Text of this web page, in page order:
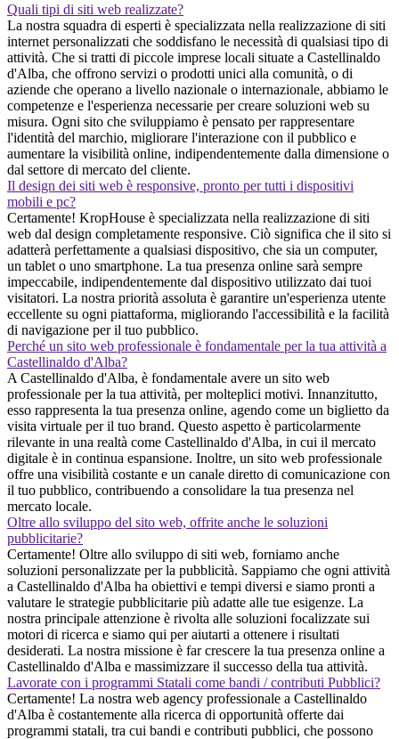
Quali tipi di siti web realizzate?
La nostra squadra di esperti è specializzata nella realizzazione di siti
internet personalizzati che soddisfano le necessità di qualsiasi tipo di
attività. Che si tratti di piccole imprese locali situate a Castellinaldo
d'Alba, che offrono servizi o prodotti unici alla comunità, o di
aziende che operano a livello nazionale o internazionale, abbiamo le
competenze e l'esperienza necessarie per creare soluzioni web su
misura. Ogni sito che sviluppiamo è pensato per rappresentare
l'identità del marchio, migliorare l'interazione con il pubblico e
aumentare la visibilità online, indipendentemente dalla dimensione o
dal settore di mercato del cliente.
Il design dei siti web è responsive, pronto per tutti i dispositivi
mobili e pc?
Certamente! KropHouse è specializzata nella realizzazione di siti
web dal design completamente responsive. Ciò significa che il sito si
adatterà perfettamente a qualsiasi dispositivo, che sia un computer,
un tablet o uno smartphone. La tua presenza online sarà sempre
impeccabile, indipendentemente dal dispositivo utilizzato dai tuoi
visitatori. La nostra priorità assoluta è garantire un'esperienza utente
eccellente su ogni piattaforma, migliorando l'accessibilità e la facilità
di navigazione per il tuo pubblico.
Perché un sito web professionale è fondamentale per la tua attività a
Castellinaldo d'Alba?
A Castellinaldo d'Alba, è fondamentale avere un sito web
professionale per la tua attività, per molteplici motivi. Innanzitutto,
esso rappresenta la tua presenza online, agendo come un biglietto da
visita virtuale per il tuo brand. Questo aspetto è particolarmente
rilevante in una realtà come Castellinaldo d'Alba, in cui il mercato
digitale è in continua espansione. Inoltre, un sito web professionale
offre una visibilità costante e un canale diretto di comunicazione con
il tuo pubblico, contribuendo a consolidare la tua presenza nel
mercato locale.
Oltre allo sviluppo del sito web, offrite anche le soluzioni
pubblicitarie?
Certamente! Oltre allo sviluppo di siti web, forniamo anche
soluzioni personalizzate per la pubblicità. Sappiamo che ogni attività
a Castellinaldo d'Alba ha obiettivi e tempi diversi e siamo pronti a
valutare le strategie pubblicitarie più adatte alle tue esigenze. La
nostra principale attenzione è rivolta alle soluzioni focalizzate sui
motori di ricerca e siamo qui per aiutarti a ottenere i risultati
desiderati. La nostra missione è far crescere la tua presenza online a
Castellinaldo d'Alba e massimizzare il successo della tua attività.
Lavorate con i programmi Statali come bandi / contributi Pubblici?
Certamente! La nostra web agency professionale a Castellinaldo
d'Alba è costantemente alla ricerca di opportunità offerte dai
programmi statali, tra cui bandi e contributi pubblici, che possono